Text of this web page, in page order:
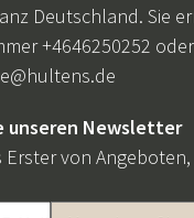
Deutschland. Sie
+4646250252
unseren Newsletter
Erster von